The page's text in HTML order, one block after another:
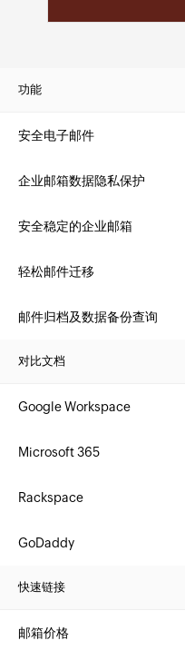
功能
安全电子邮件
企业邮箱数据隐私保护
安全稳定的企业邮箱
轻松邮件迁移
邮件归档及数据备份查询
对比文档
Google Workspace
Microsoft 365
Rackspace
GoDaddy
快速链接
邮箱价格